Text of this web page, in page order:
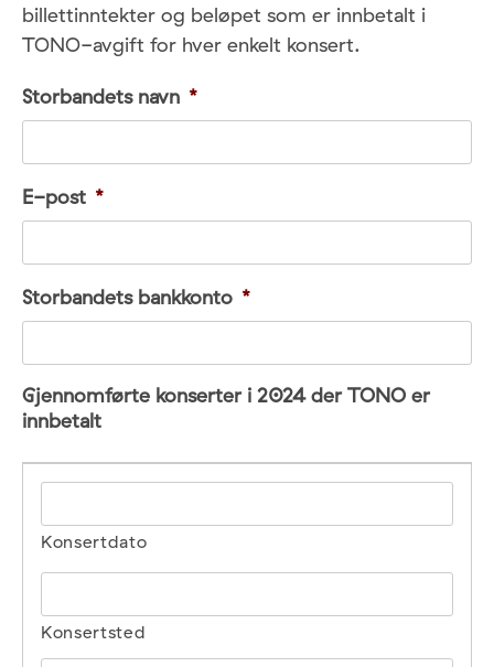
billettinntekter og beløpet som er innbetalt i
TONO-avgift for hver enkelt konsert.
Storbandets navn *
E-post *
Storbandets bankkonto *
Gjennomførte konserter i 2024 der TONO er
innbetalt